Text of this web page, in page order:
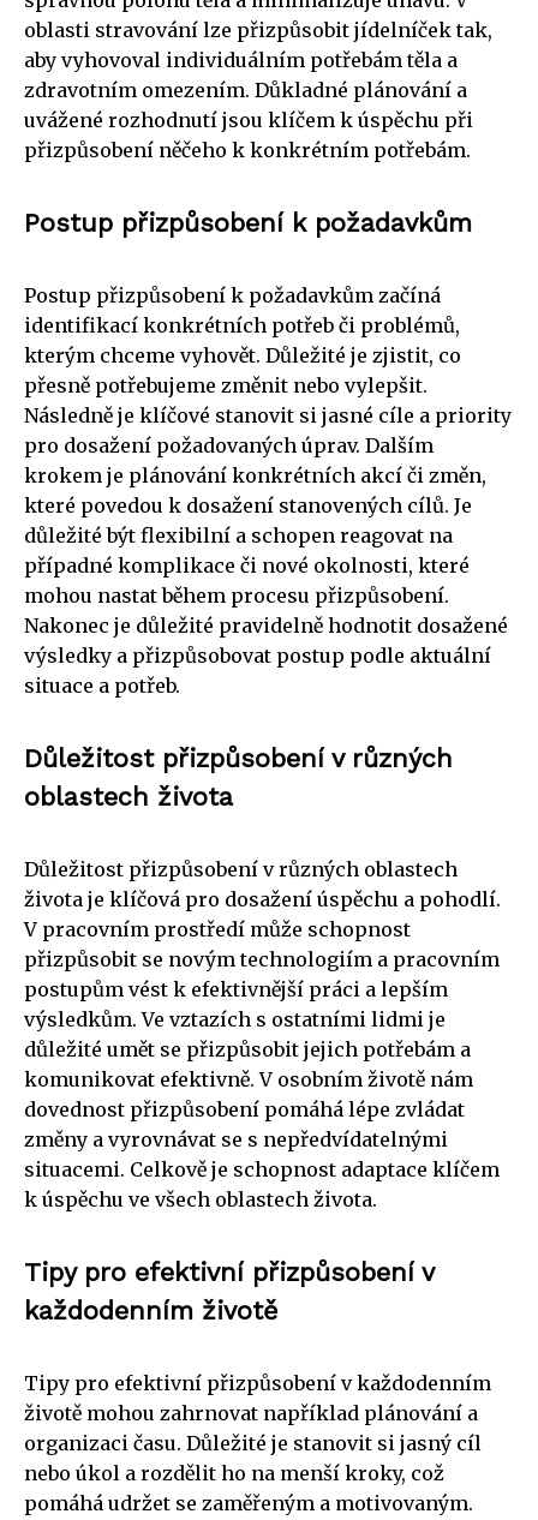
oblasti stravování lze přizpůsobit jídelníček tak,
aby vyhovoval individuálním potřebám těla a
zdravotním omezením. Důkladné plánování a
uvážené rozhodnutí jsou klíčem k úspěchu při
přizpůsobení něčeho k konkrétním potřebám.
Postup přizpůsobení k požadavkům
Postup přizpůsobení k požadavkům začíná
identifikací konkrétních potřeb či problémů,
kterým chceme vyhovět. Důležité je zjistit, co
přesně potřebujeme změnit nebo vylepšit.
Následně je klíčové stanovit si jasné cíle a priority
pro dosažení požadovaných úprav. Dalším
krokem je plánování konkrétních akcí či změn,
které povedou k dosažení stanovených cílů. Je
důležité být flexibilní a schopen reagovat na
případné komplikace či nové okolnosti, které
mohou nastat během procesu přizpůsobení.
Nakonec je důležité pravidelně hodnotit dosažené
výsledky a přizpůsobovat postup podle aktuální
situace a potřeb.
Důležitost přizpůsobení v různých
oblastech života
Důležitost přizpůsobení v různých oblastech
života je klíčová pro dosažení úspěchu a pohodlí.
V pracovním prostředí může schopnost
přizpůsobit se novým technologiím a pracovním
postupům vést k efektivnější práci a lepším
výsledkům. Ve vztazích s ostatními lidmi je
důležité umět se přizpůsobit jejich potřebám a
komunikovat efektivně. V osobním životě nám
dovednost přizpůsobení pomáhá lépe zvládat
změny a vyrovnávat se s nepředvídatelnými
situacemi. Celkově je schopnost adaptace klíčem
k úspěchu ve všech oblastech života.
Tipy pro efektivní přizpůsobení v
každodenním životě
Tipy pro efektivní přizpůsobení v každodenním
životě mohou zahrnovat například plánování a
organizaci času. Důležité je stanovit si jasný cíl
nebo úkol a rozdělit ho na menší kroky, což
pomáhá udržet se zaměřeným a motivovaným.